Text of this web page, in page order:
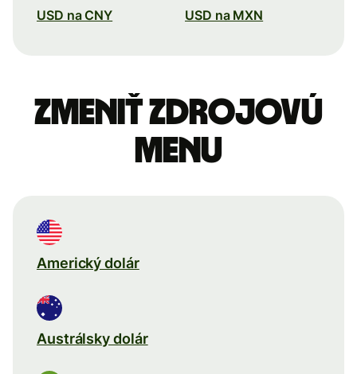
USD na CNY USD na MXN
Zmeniť zdrojovú
menu
Americký dolár
Austrálsky dolár